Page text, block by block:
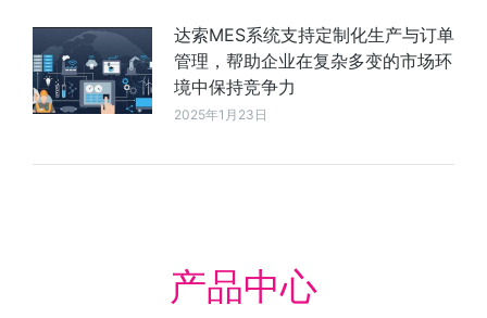
达索MES系统支持定制化生产与订单
管理，帮助企业在复杂多变的市场环
境中保持竞争力
2025年1月23日
产品中心